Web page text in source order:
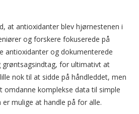
at antioxidanter blev hjørnestenen i
og forskere fokuserede på
antioxidanter og dokumenterede
for ultimativt at
nok til at sidde på håndleddet, men
omdanne komplekse data til simple
mulige at handle på for alle.